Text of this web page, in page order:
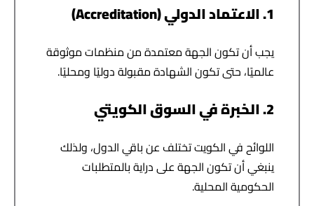
1. الاعتماد الدولي (Accreditation)
يجب أن تكون الجهة معتمدة من منظمات موثوقة
عالميًا، حتى تكون الشهادة مقبولة دوليًا ومحليًا.
2. الخبرة في السوق الكويتي
اللوائح في الكويت تختلف عن باقي الدول، ولذلك
ينبغي أن تكون الجهة على دراية بالمتطلبات
الحكومية المحلية.